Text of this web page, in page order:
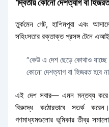
‘দ্বিতীয় কোনো দেশত্যাগ বা
তুর্কমেন গেট, হাশিমপুরা এবং
সহিংসতার রক্তাক্ত প্রসঙ্গ টেনে
“কেউ এ দেশ ছেড়ে কোথাও যাচ্ছে
কোনো দেশত্যাগ বা হিজরত হবে
এই দেশ সবার— এমন মন্তব্য করে
বিরুদ্ধে কঠোরভাবে সতর্ক
গণমাধ্যমগুলোর ভূমিকার তীব্র